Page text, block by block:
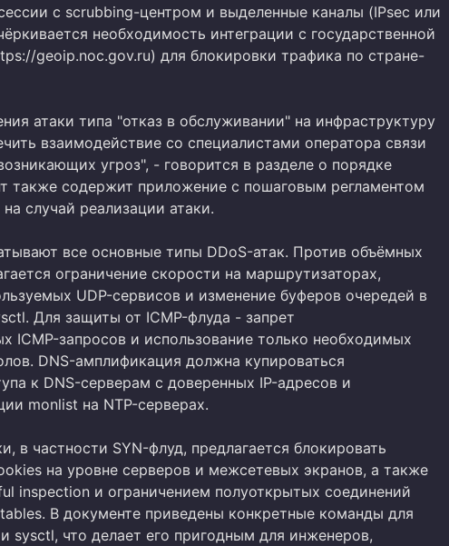
с scrubbing-центром и выделенные каналы (IPsec или
необходимость интеграции с государственной
geoip.noc.gov.ru) для блокировки трафика по стране-
атаки типа "отказ в обслуживании" на инфраструктуру
взаимодействие со специалистами оператора связи
угроз", - говорится в разделе о порядке
также содержит приложение с пошаговым регламентом
случай реализации атаки.
все основные типы DDoS-атак. Против объёмных
ограничение скорости на маршрутизаторах,
UDP-сервисов и изменение буферов очередей в
Для защиты от ICMP-флуда - запрет
ICMP-запросов и использование только необходимых
DNS-амплификация должна купироваться
к DNS-серверам с доверенных IP-адресов и
monlist на NTP-серверах.
в частности SYN-флуд, предлагается блокировать
на уровне серверов и межсетевых экранов, а также
inspection и ограничением полуоткрытых соединений
В документе приведены конкретные команды для
sysctl, что делает его пригодным для инженеров,